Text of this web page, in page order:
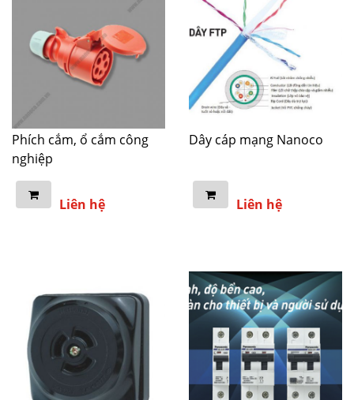
Phích cắm, ổ cắm công
nghiệp
Liên hệ
Dây cáp mạng Nanoco
Liên hệ